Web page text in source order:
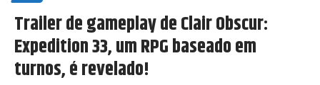
Trailer de gameplay de Clair Obscur:
Expedition 33, um RPG baseado em
turnos, é revelado!